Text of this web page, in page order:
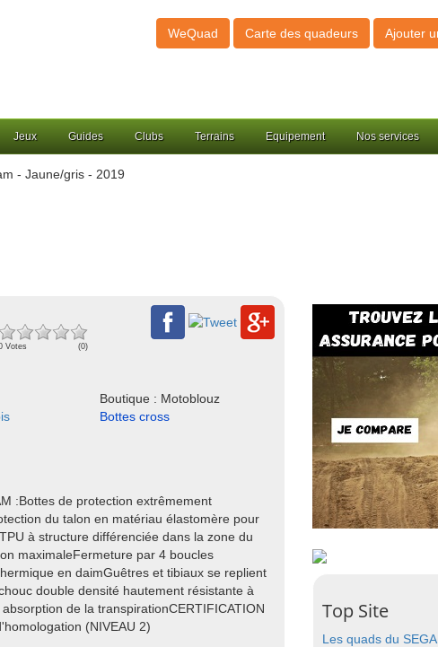
WeQuad Carte des quadeurs Ajouter
Jeux Guides Clubs Terrains Equipement Nos services
- Jaune/gris - 2019
Votes (0)
Boutique : Motoblouz
Bottes cross
:Bottes de protection extrêmement
du talon en matériau élastomère pour
à structure différenciée dans la zone du
maximaleFermeture par 4 boucles
en daimGuêtres et tibiaux se replient
double densité hautement résistante à
de la transpirationCERTIFICATION
(NIVEAU 2)
Top Site
Les quads du